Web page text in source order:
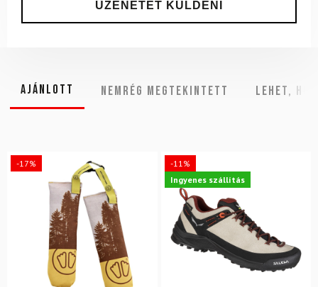
Ajánlott NEMRÉG MEGTEKINTETT Lehet,
-17%
-11%
Ingyenes szállítás